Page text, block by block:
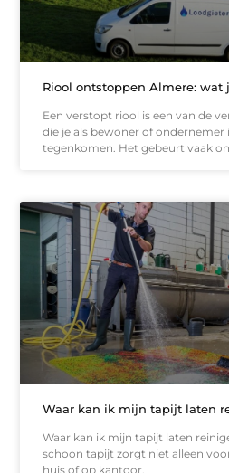
Riool ontstoppen Almere: wat
Een verstopt riool is een van de
die je als bewoner of ondernemer
tegenkomen. Het gebeurt vaak
Waar kan ik mijn tapijt laten
Waar kan ik mijn tapijt laten
schoon tapijt zorgt niet alleen
huis of op kantoor,